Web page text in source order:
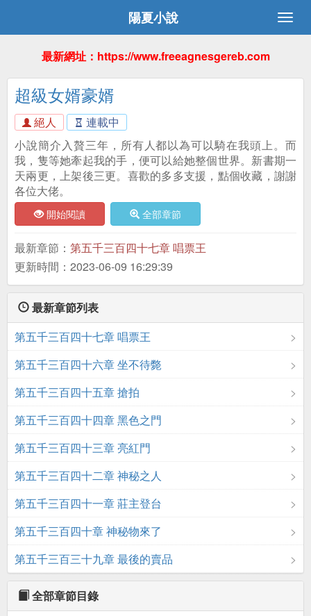
陽夏小說
最新網址：https://www.freeagnesgereb.com
超級女婿豪婿
絕人
連載中
小說簡介入贅三年，所有人都以為可以騎在我頭上。而
我，隻等她牽起我的手，便可以給她整個世界。新書期一
天兩更，上架後三更。喜歡的多多支援，點個收藏，謝謝
各位大佬。
開始閱讀 全部章節
最新章節： 第五千三百四十七章 唱票王
更新時間：2023-06-09 16:29:39
最新章節列表
第五千三百四十七章 唱票王
第五千三百四十六章 坐不待斃
第五千三百四十五章 搶拍
第五千三百四十四章 黑色之門
第五千三百四十三章 亮紅門
第五千三百四十二章 神秘之人
第五千三百四十一章 莊主登台
第五千三百四十章 神秘物來了
第五千三百三十九章 最後的賣品
全部章節目錄